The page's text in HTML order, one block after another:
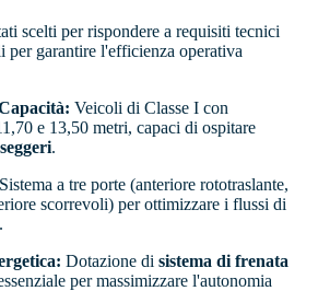
scelti per rispondere a requisiti tecnici
per garantire l'efficienza operativa
Veicoli di Classe I con
e 13,50 metri, capaci di ospitare
.
Sistema a tre porte (anteriore rototraslante,
scorrevoli) per ottimizzare i flussi di
Dotazione di sistema di frenata
per massimizzare l'autonomia